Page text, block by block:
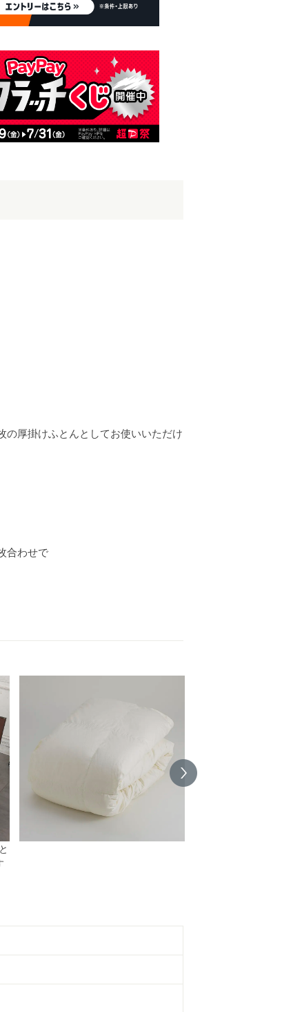
の厚掛けふとんとしてお使いいただけ
合わせで